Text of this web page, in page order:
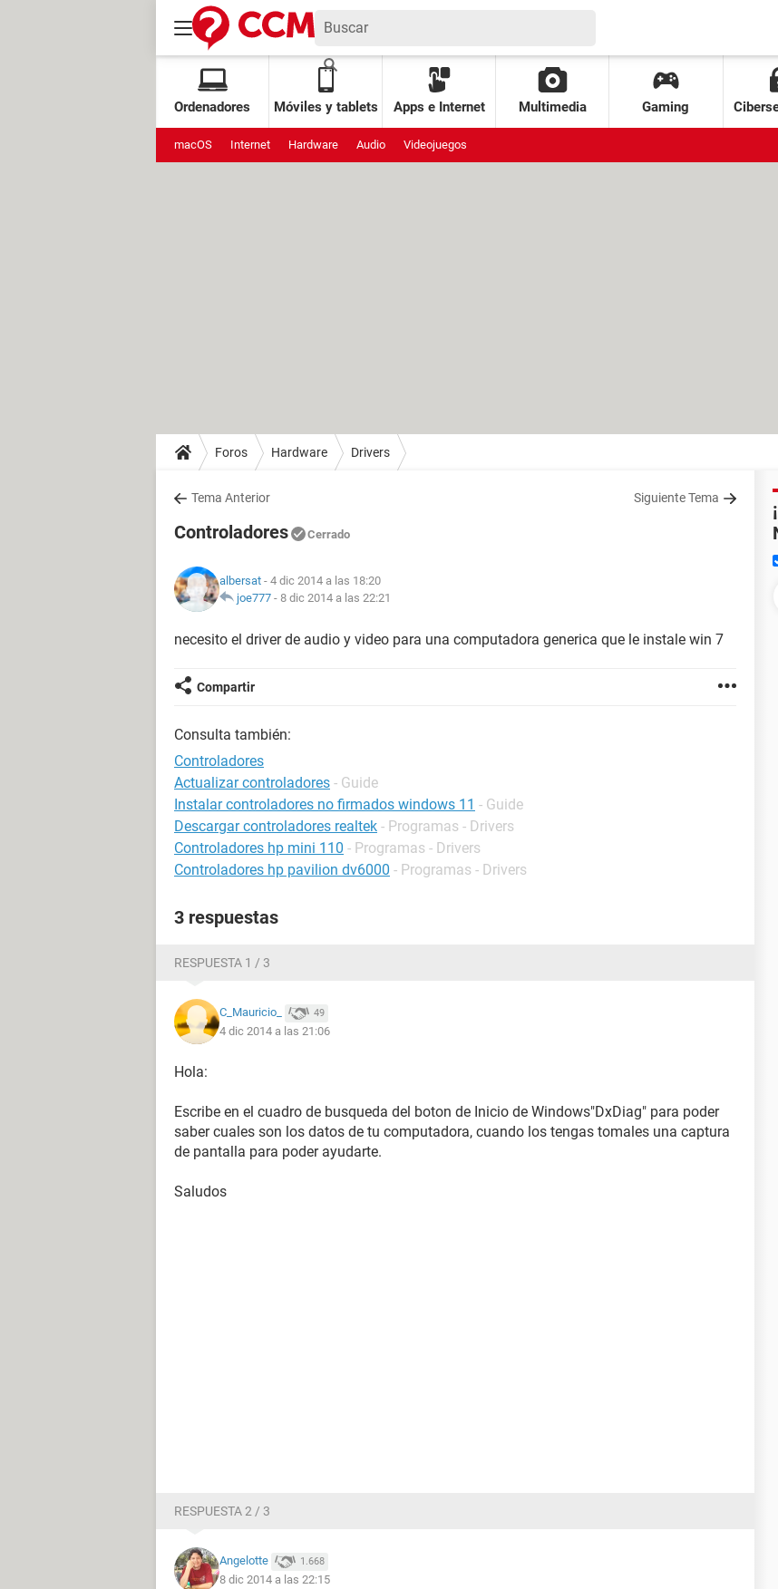
Ordenadores Móviles y tablets Apps e Internet Multimedia Gaming
macOS Internet Hardware Audio Videojuegos
Foros Hardware Drivers
Tema Anterior Siguiente Tema
Controladores Cerrado
albersat - 4 dic 2014 a las 18:20
joe777 - 8 dic 2014 a las 22:21
necesito el driver de audio y video para una computadora generica que le instale win 7
Compartir
Consulta también:
Controladores
Actualizar controladores - Guide
Instalar controladores no firmados windows 11 - Guide
Descargar controladores realtek - Programas - Drivers
Controladores hp mini 110 - Programas - Drivers
Controladores hp pavilion dv6000 - Programas - Drivers
3 respuestas
RESPUESTA 1 / 3
C_Mauricio_ 49
4 dic 2014 a las 21:06
Hola:
Escribe en el cuadro de busqueda del boton de Inicio de Windows"DxDiag" para poder
saber cuales son los datos de tu computadora, cuando los tengas tomales una captura
de pantalla para poder ayudarte.
Saludos
RESPUESTA 2 / 3
Angelotte 1.668
8 dic 2014 a las 22:15